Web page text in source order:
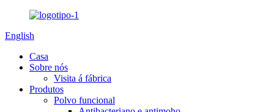
English
Casa
Sobre nós
Visita á fábrica
Produtos
Polvo funcional